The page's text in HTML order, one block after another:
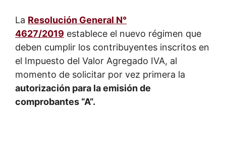
La Resolución General N°
4627/2019 establece el nuevo régimen que
deben cumplir los contribuyentes inscritos en
el Impuesto del Valor Agregado IVA, al
momento de solicitar por vez primera la
autorización para la emisión de
comprobantes “A”.